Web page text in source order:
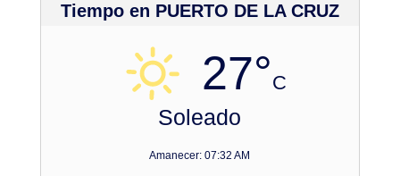
Tiempo en PUERTO DE LA CRUZ
27°C
Soleado
Amanecer: 07:32 AM